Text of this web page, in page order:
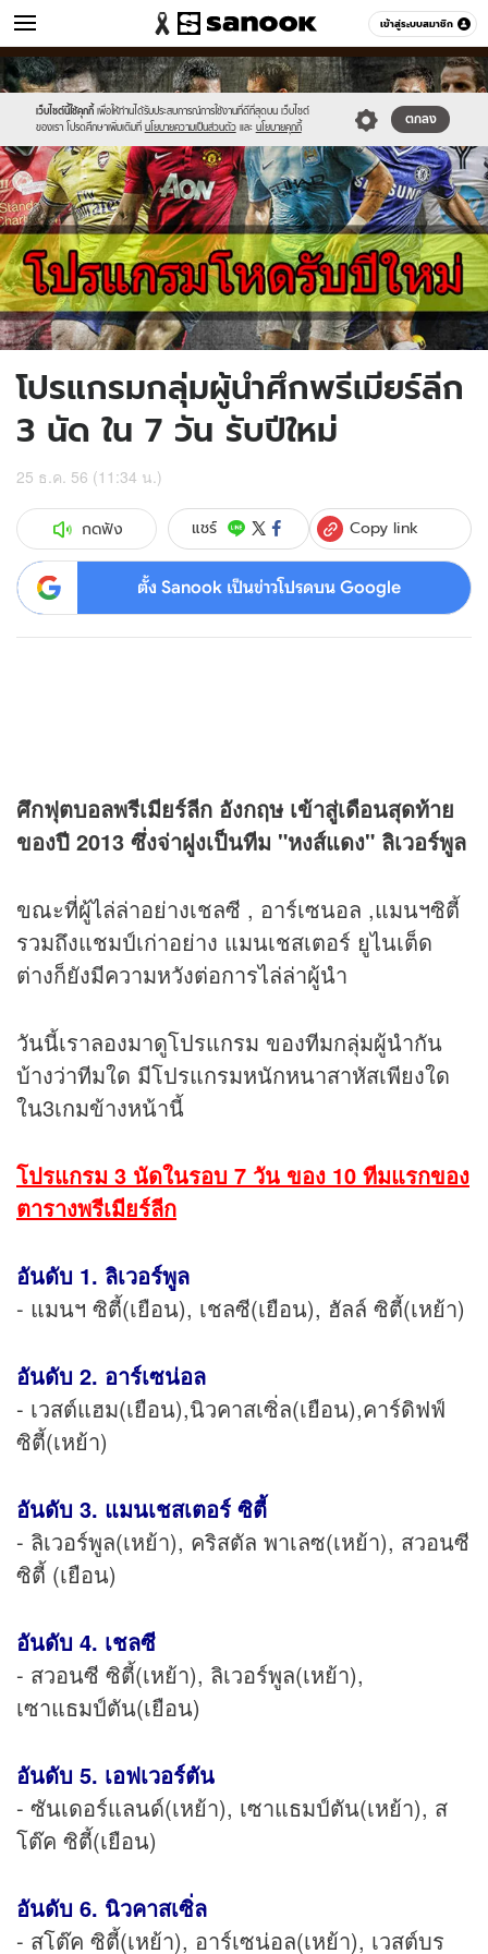
เข้าสู่ระบบสมาชิก
ข่าว หมวดอื่นๆ
เว็บไซต์นี้ใช้คุกกี้ เพื่อให้ท่านได้รับประสบการณ์การใช้งานที่ดีที่สุดบน เว็บไซต์
ของเรา โปรดศึกษาเพิ่มเติมที่ นโยบายความเป็นส่วนตัว และ นโยบายคุกกี้
ตกลง
Sanook
//s.isanook.com/sr/0/images/logo-
new-
sanook.png
600
60
//s.isanook.com/ns/0/ud/277/1387769/06.jpg
โปรแกรมกลุ่มผู้นำศึกพรีเมียร์ลีก
3 นัด ใน 7 วัน รับปีใหม่
25 ธ.ค. 56 (11:34 น.)
กดฟัง แชร์ Copy link
ตั้ง Sanook เป็นข่าวโปรดบน Google
ศึกฟุตบอลพรีเมียร์ลีก อังกฤษ เข้าสู่เดือนสุดท้าย
ของปี 2013 ซึ่งจ่าฝูงเป็นทีม "หงส์แดง" ลิเวอร์พูล
ขณะที่ผู้ไล่ล่าอย่างเชลซี , อาร์เซนอล ,แมนฯซิตี้
รวมถึงแชมป์เก่าอย่าง แมนเชสเตอร์ ยูไนเต็ด
ต่างก็ยังมีความหวังต่อการไล่ล่าผู้นำ
วันนี้เราลองมาดูโปรแกรม ของทีมกลุ่มผู้นำกัน
บ้างว่าทีมใด มีโปรแกรมหนักหนาสาหัสเพียงใด
ใน3เกมข้างหน้านี้
โปรแกรม 3 นัดในรอบ 7 วัน ของ 10 ทีมแรกของ
ตารางพรีเมียร์ลีก
อันดับ 1. ลิเวอร์พูล
- แมนฯ ซิตี้(เยือน), เชลซี(เยือน), ฮัลล์ ซิตี้(เหย้า)
อันดับ 2. อาร์เซน่อล
- เวสต์แฮม(เยือน),นิวคาสเซิ่ล(เยือน),คาร์ดิฟฟ์
ซิตี้(เหย้า)
อันดับ 3. แมนเชสเตอร์ ซิตี้
- ลิเวอร์พูล(เหย้า), คริสตัล พาเลซ(เหย้า), สวอนซี
ซิตี้ (เยือน)
อันดับ 4. เชลซี
- สวอนซี ซิตี้(เหย้า), ลิเวอร์พูล(เหย้า),
เซาแธมป์ตัน(เยือน)
อันดับ 5. เอฟเวอร์ตัน
- ซันเดอร์แลนด์(เหย้า), เซาแธมป์ตัน(เหย้า), ส
โต๊ค ซิตี้(เยือน)
อันดับ 6. นิวคาสเซิ่ล
- สโต๊ค ซิตี้(เหย้า), อาร์เซน่อล(เหย้า), เวสต์บร